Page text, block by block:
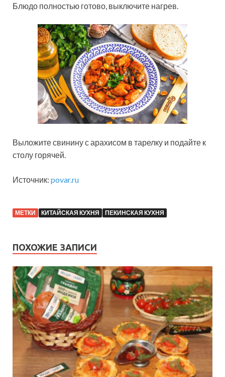
Блюдо полностью готово, выключите нагрев.
Выложите свинину с арахисом в тарелку и подайте к
столу горячей.
Источник: povar.ru
МЕТКИ КИТАЙСКАЯ КУХНЯ ПЕКИНСКАЯ КУХНЯ
ПОХОЖИЕ ЗАПИСИ